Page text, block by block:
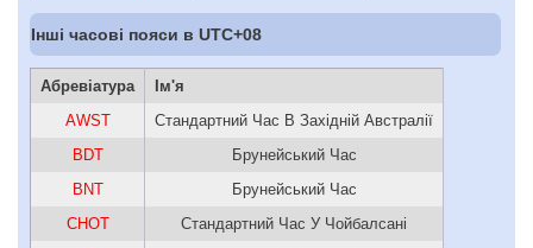
Інші часові пояси в UTC+08
Абревіатура
Ім'я
AWST
Стандартний Час В Західній Австралії
BDT
Брунейський Час
BNT
Брунейський Час
CHOT
Стандартний Час У Чойбалсані